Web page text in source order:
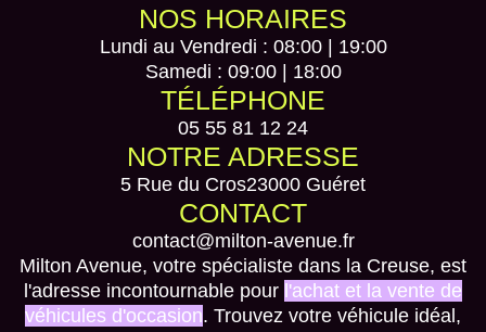
TÉLÉPHONE
05 55 81 12 24
NOS HORAIRES
Lundi au Vendredi : 08:00 | 19:00
Samedi : 09:00 | 18:00
NOTRE ADRESSE
5 Rue du Cros23000 Guéret
CONTACT
contact@milton-avenue.fr
Milton Avenue, votre spécialiste dans la Creuse, est
l'adresse incontournable pour l'achat et la vente de
véhicules d'occasion. Trouvez votre véhicule idéal,